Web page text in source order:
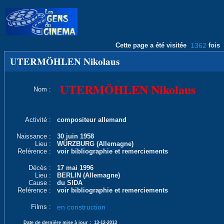
Cette page a été visitée 1362 fois
UTERMÖHLEN Nikolaus
Nom : UTERMÖHLEN Nikolaus
Activité : compositeur allemand
Naissance :
30 juin 1958
Lieu :
WÜRZBURG (Allemagne)
Reférence :
voir bibliographie et remerciements
Décès :
17 mai 1996
Lieu :
BERLIN (Allemagne)
Cause :
du SIDA
Reférence :
voir bibliographie et remerciements
Films : en construction
Date de dernière mise à jour : 13-12-2013